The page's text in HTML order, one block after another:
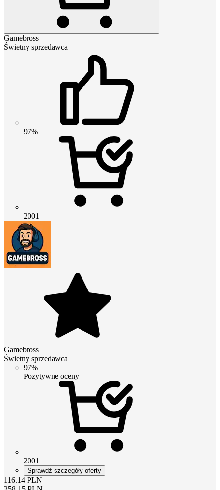
Gamebross
Świetny sprzedawca
97%
2001
Gamebross
Świetny sprzedawca
97%
Pozytywne oceny
2001
Sprawdź szczegóły oferty
116.14 PLN